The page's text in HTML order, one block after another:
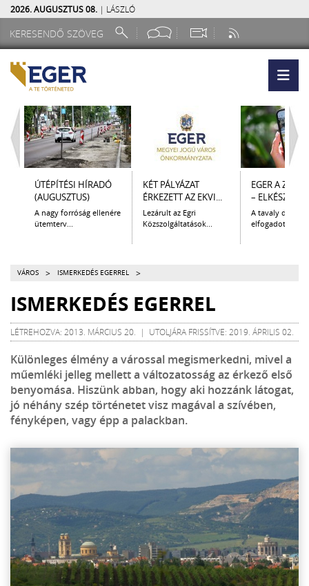
2026. AUGUSZTUS 08. | LÁSZLÓ
ÚTÉPÍTÉSI HÍRADÓ
(AUGUSZTUS)
A nagy forróság ellenére
ütemterv...
KÉT PÁLYÁZAT
ÉRKEZETT AZ EKVI...
Lezárult az Egri
Közszolgáltatások...
EGER A
– ELKÉSZÜLT
A tavaly
elfogadott
VÁROS > ISMERKEDÉS EGERREL >
ISMERKEDÉS EGERREL
LÉTREHOZVA: 2013. MÁRCIUS 20. | UTOLJÁRA FRISSÍTVE: 2019. ÁPRILIS 02.
Különleges élmény a várossal megismerkedni, mivel a
műemléki jelleg mellett a változatosság az érkező első
benyomása. Hiszünk abban, hogy aki hozzánk látogat,
jó néhány szép történetet visz magával a szívében,
fényképen, vagy épp a palackban.